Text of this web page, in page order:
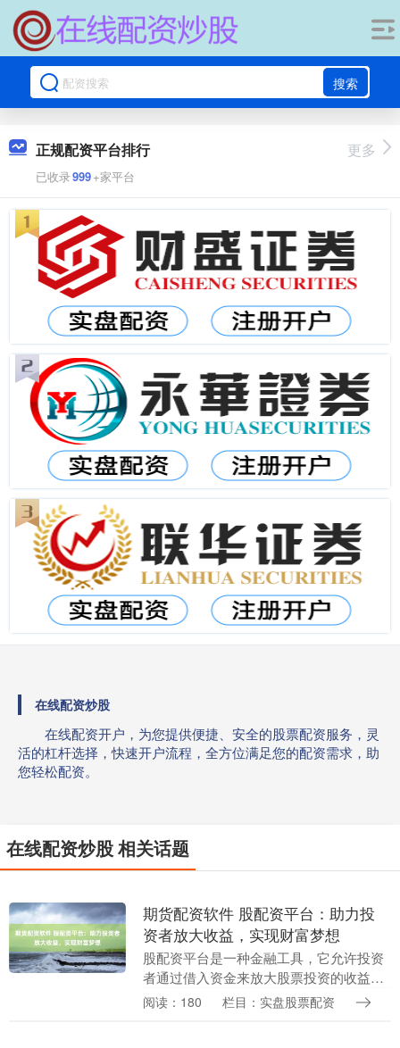
搜索
正规配资平台排行
已收录999+家平台
更多
在线配资炒股
在线配资开户，为您提供便捷、安全的股票配资服务，灵
活的杠杆选择，快速开户流程，全方位满足您的配资需求，助
您轻松配资。
在线配资炒股 相关话题
期货配资软件 股配资平台：助力投
资者放大收益，实现财富梦想
股配资平台是一种金融工具，它允许投资
者通过借入资金来放大股票投资的收益。
对于资金有限的投资者来说，股配资平台
阅读：180 栏目：实盘股票配资